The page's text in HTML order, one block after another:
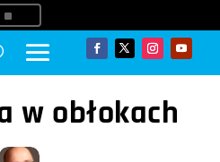
^
w obłokach